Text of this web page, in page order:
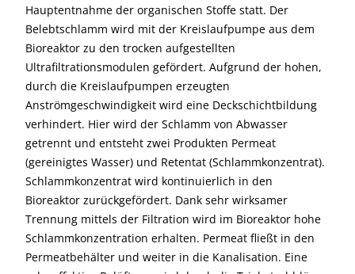
Hauptentnahme der organischen Stoffe statt. Der
Belebtschlamm wird mit der Kreislaufpumpe aus dem
Bioreaktor zu den trocken aufgestellten
Ultrafiltrationsmodulen gefördert. Aufgrund der hohen,
durch die Kreislaufpumpen erzeugten
Anströmgeschwindigkeit wird eine Deckschichtbildung
verhindert. Hier wird der Schlamm von Abwasser
getrennt und entsteht zwei Produkten Permeat
(gereinigtes Wasser) und Retentat (Schlammkonzentrat).
Schlammkonzentrat wird kontinuierlich in den
Bioreaktor zurückgefördert. Dank sehr wirksamer
Trennung mittels der Filtration wird im Bioreaktor hohe
Schlammkonzentration erhalten. Permeat fließt in den
Permeatbehälter und weiter in die Kanalisation. Eine